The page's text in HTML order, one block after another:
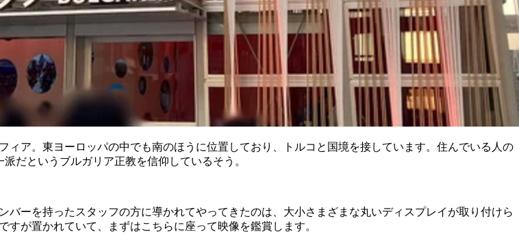
ア。東ヨーロッパの中でも南のほうに位置しており、トルコと国境を接しています。住んでいる人の
だというブルガリア正教を信仰しているそう。
ーを持ったスタッフの方に導かれてやってきたのは、大小さまざまな丸いディスプレイが取り付けら
が置かれていて、まずはこちらに座って映像を鑑賞します。